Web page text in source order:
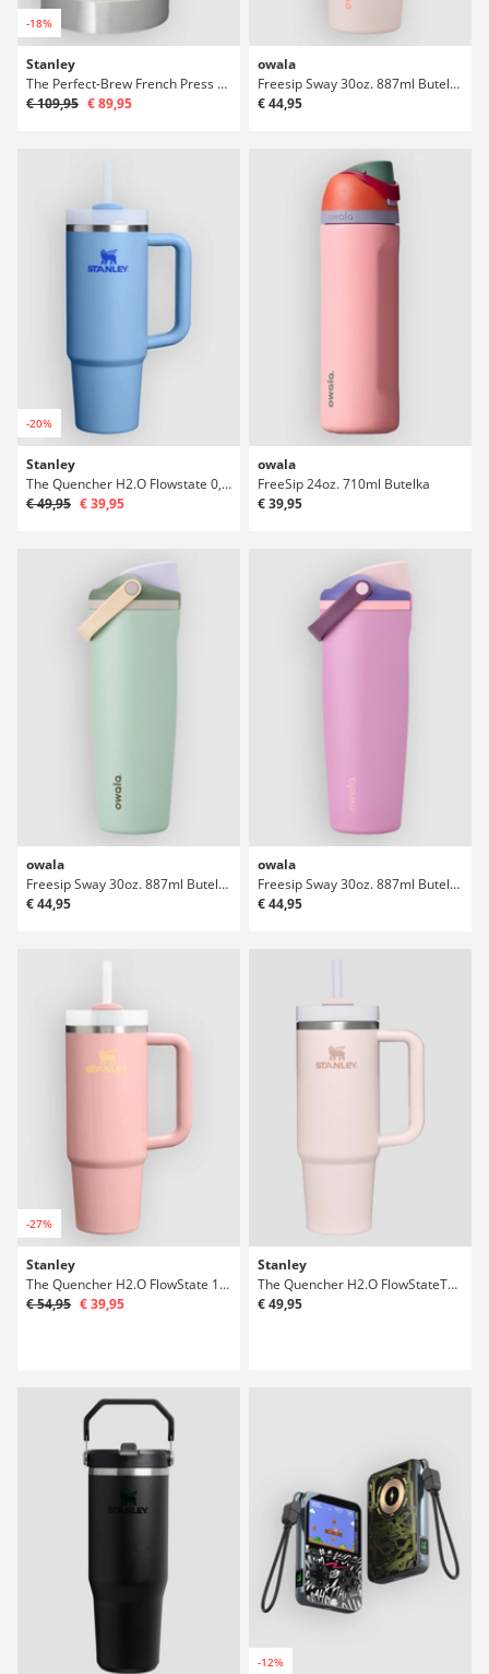
-18%
Stanley
The Perfect-Brew French Press Butelka
€ 109,95 € 89,95
owala
Freesip Sway 30oz. 887ml Butelka
€ 44,95
-20%
Stanley
The Quencher H2.O Flowstate 0,89l Butelka
€ 49,95 € 39,95
owala
FreeSip 24oz. 710ml Butelka
€ 39,95
owala
Freesip Sway 30oz. 887ml Butelka
€ 44,95
owala
Freesip Sway 30oz. 887ml Butelka
€ 44,95
-27%
Stanley
The Quencher H2.O FlowState 1,18l Butelka
€ 54,95 € 39,95
Stanley
The Quencher H2.O FlowStateTumbler 0,89l Butelka
€ 49,95
-12%